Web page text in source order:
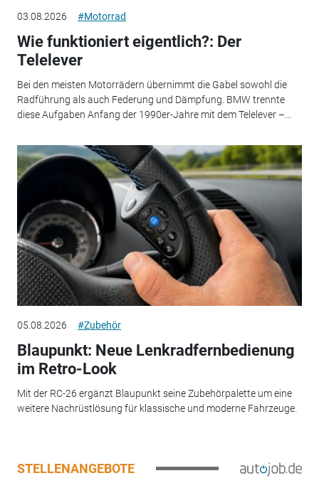
03.08.2026 #Motorrad
Wie funktioniert eigentlich?: Der
Telelever
Bei den meisten Motorrädern übernimmt die Gabel sowohl die
Radführung als auch Federung und Dämpfung. BMW trennte
diese Aufgaben Anfang der 1990er-Jahre mit dem Telelever –...
05.08.2026 #Zubehör
Blaupunkt: Neue Lenkradfernbedienung
im Retro-Look
Mit der RC-26 ergänzt Blaupunkt seine Zubehörpalette um eine
weitere Nachrüstlösung für klassische und moderne Fahrzeuge.
STELLENANGEBOTE